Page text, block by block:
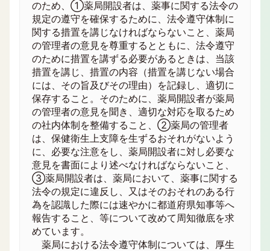
のため、①薬局開設者は、薬事に関する法令の
規定の遵守を確保するために、法令遵守体制に
関する措置を講じなければならないこと、薬局
の管理者の意見を尊重するとともに、法令遵守
のために措置を講ずる必要があるときは、当該
措置を講じ、措置の内容（措置を講じない場合
には、その旨及びその理由）を記録し、適切に
保存すること。そのために、薬局開設者が薬局
の管理者の意見を聞き、適切な対応を取るため
の社内体制を整備すること、②薬局の管理者
は、保健衛生上支障を生ずるおそれがないよう
に、必要な注意をし、薬局開設者に対し必要な
意見を書面により述べなければならないこと、
③薬局開設者は、薬局において、薬事に関する
法令の規定に違反し、又はそのおそれのある行
為を認識した際には速やかに都道府県知事等へ
報告すること、等について改めて周知徹底を求
めています。
薬局における法令遵守体制については、厚生